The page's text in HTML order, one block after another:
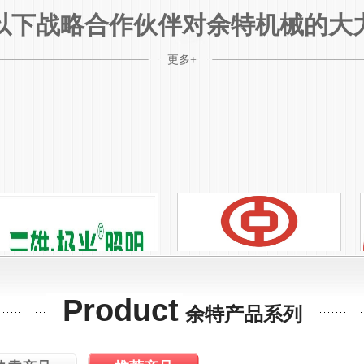
1 2 3 4
下战略合作伙伴对余特机械的大
更多+
Product 余特产品系列